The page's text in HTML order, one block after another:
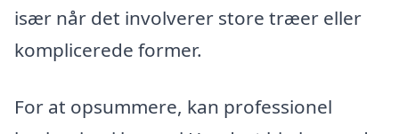
især når det involverer store træer eller
komplicerede former.
For at opsummere, kan professionel